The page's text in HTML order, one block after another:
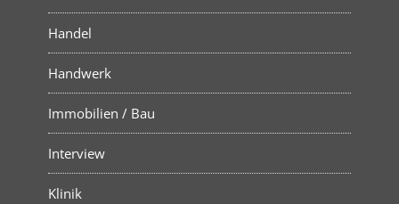
Handel
Handwerk
Immobilien / Bau
Interview
Klinik